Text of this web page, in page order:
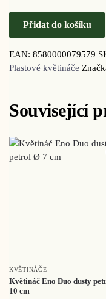
Přidat do košíku
EAN: 8580000079579
Plastové květináče
Související
KVĚTINÁČE
Květináč Eno Duo dusty
10 cm